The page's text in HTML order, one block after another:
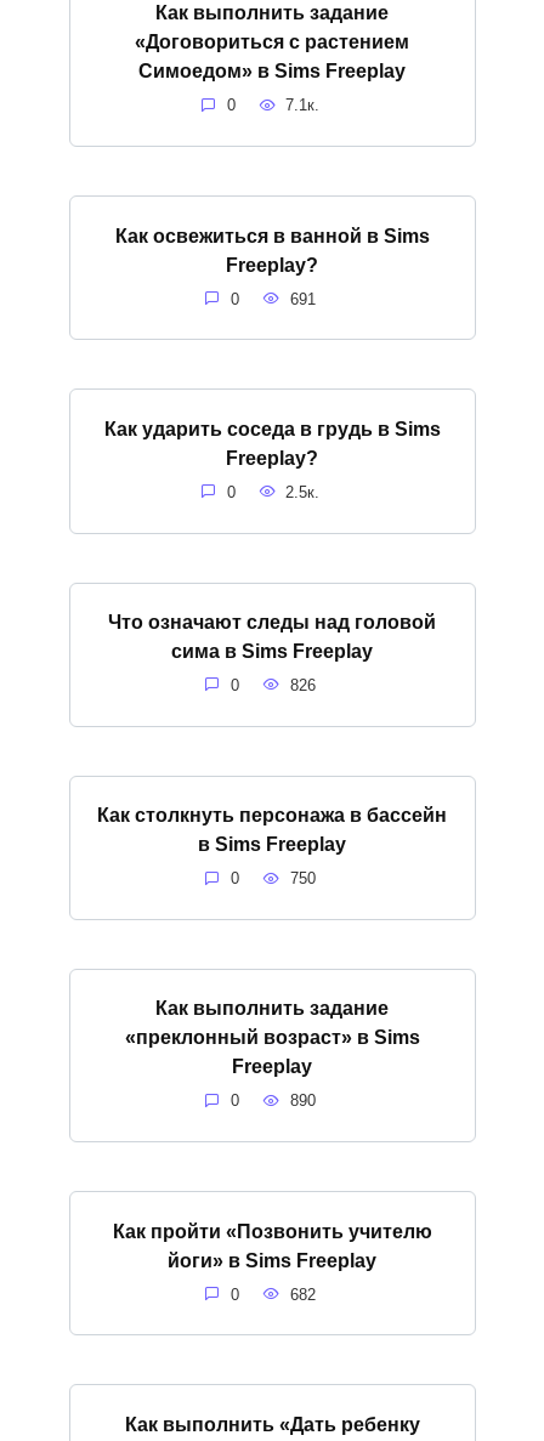
Как выполнить задание
«Договориться с растением
Симоедом» в Sims Freeplay
0 7.1к.
Как освежиться в ванной в Sims
Freeplay?
0 691
Как ударить соседа в грудь в Sims
Freeplay?
0 2.5к.
Что означают следы над головой
сима в Sims Freeplay
0 826
Как столкнуть персонажа в бассейн
в Sims Freeplay
0 750
Как выполнить задание
«преклонный возраст» в Sims
Freeplay
0 890
Как пройти «Позвонить учителю
йоги» в Sims Freeplay
0 682
Как выполнить «Дать ребенку